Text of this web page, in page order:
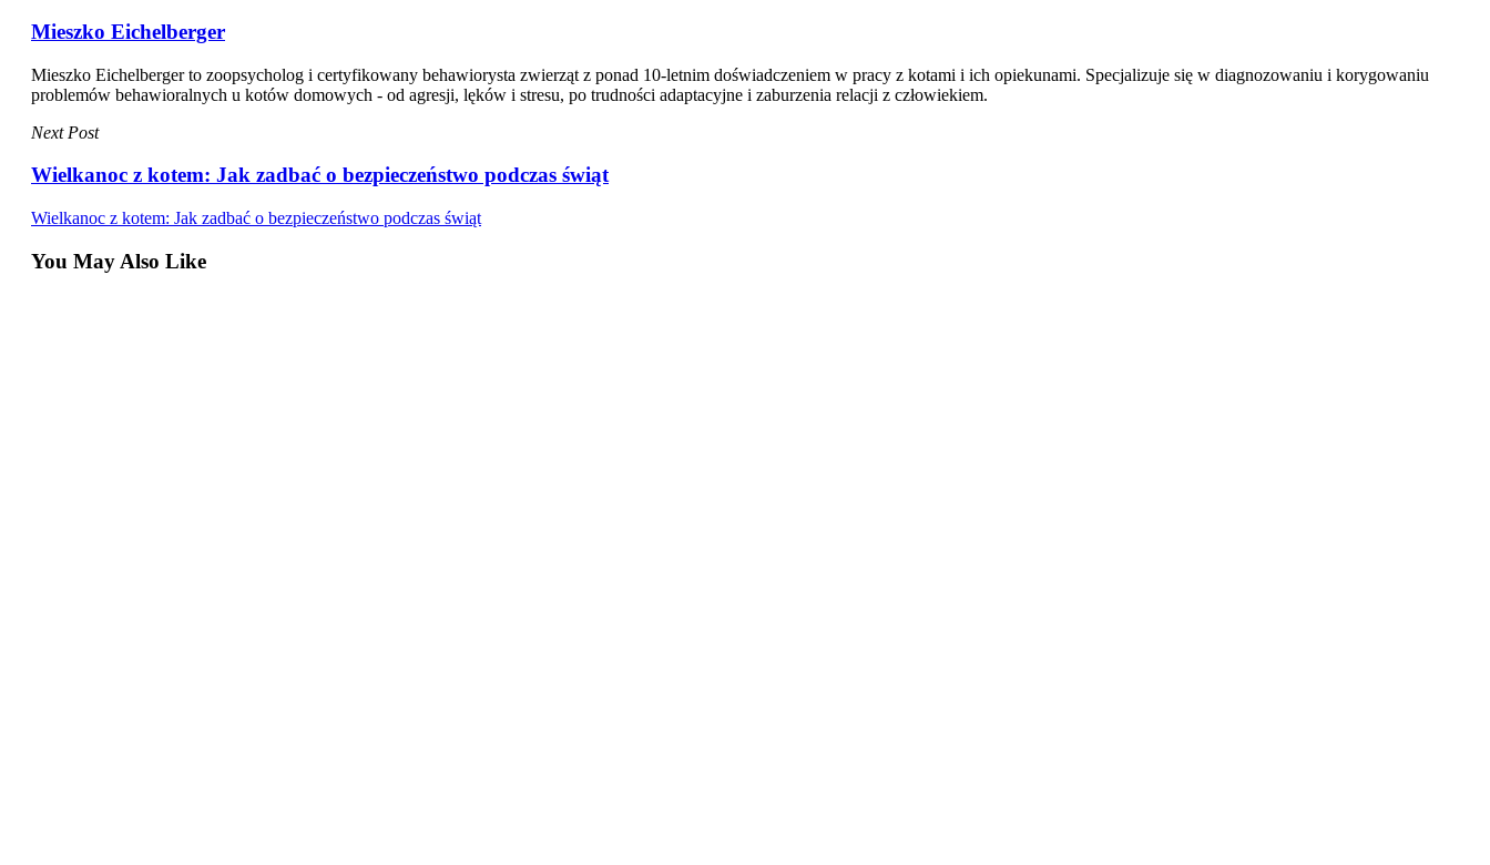
Mieszko Eichelberger
Mieszko Eichelberger to zoopsycholog i certyfikowany behawiorysta zwierząt z ponad 10-letnim doświadczeniem w pracy z kotami i ich opiekunami. Specjalizuje się w diagnozowaniu i korygowaniu
problemów behawioralnych u kotów domowych - od agresji, lęków i stresu, po trudności adaptacyjne i zaburzenia relacji z człowiekiem.
Next Post
Wielkanoc z kotem: Jak zadbać o bezpieczeństwo podczas świąt
Wielkanoc z kotem: Jak zadbać o bezpieczeństwo podczas świąt
You May Also Like